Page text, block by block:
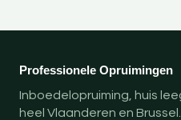
Professionele Opruimingen
Inboedelopruiming, huis
heel Vlaanderen en